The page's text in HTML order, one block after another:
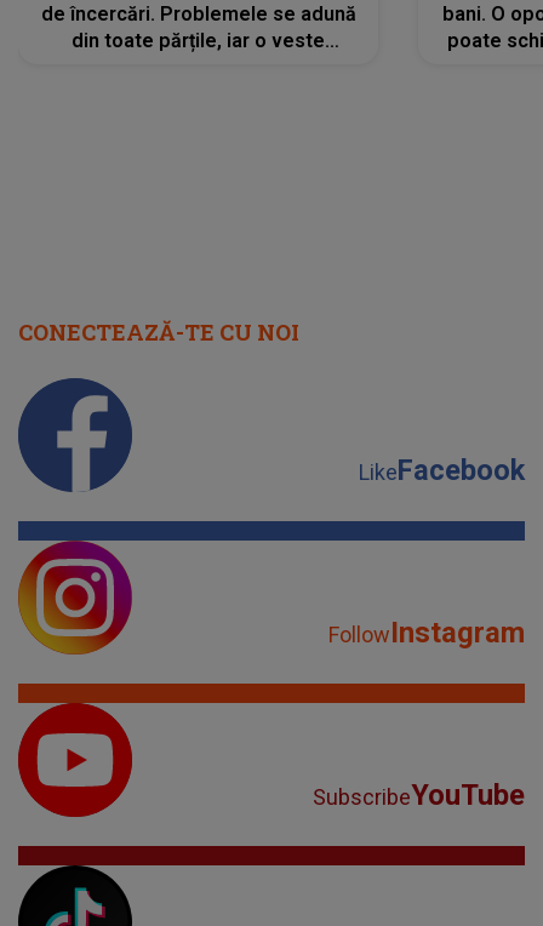
de încercări. Problemele se adună
din toate părțile, iar o veste
bani. O
poate
CONECTEAZĂ-TE CU NOI
LikeFacebook
FollowInstagram
SubscribeYouTube